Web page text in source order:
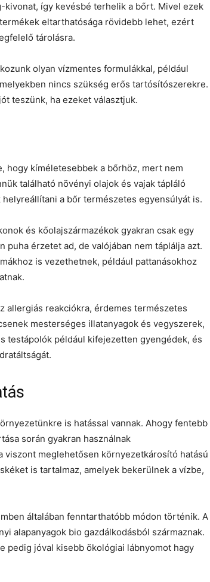
így kevésbé terhelik a bőrt. Mivel ezek
eltarthatósága rövidebb lehet, ezért
tárolásra.
olyan vízmentes formulákkal, például
nincs szükség erős tartósítószerekre.
teszünk, ha ezeket választjuk.
hogy kíméletesebbek a bőrhöz, mert nem
található növényi olajok és vajak tápláló
a bőr természetes egyensúlyát is.
és kőolajszármazékok gyakran csak egy
érzetet ad, de valójában nem táplálja azt.
is vezethetnek, például pattanásokhoz
allergiás reakciókra, érdemes természetes
mesterséges illatanyagok és vegyszerek,
testápolók például kifejezetten gyengédek, és
is hatással vannak. Ahogy fentebb
során gyakran használnak
viszont meglehetősen környezetkárosító hatású
is tartalmaz, amelyek bekerülnek a vízbe,
általában fenntarthatóbb módon történik. A
alapanyagok bio gazdálkodásból származnak.
pedig jóval kisebb ökológiai lábnyomot hagy